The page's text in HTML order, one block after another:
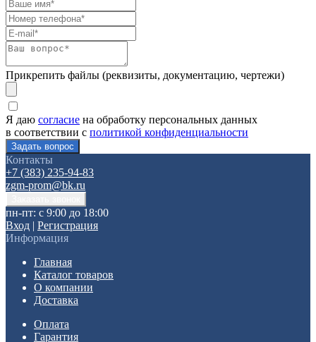
Прикрепить файлы (реквизиты, документацию, чертежи)
Я даю согласие на обработку персональных данных
в соответствии с политикой конфиденциальности
Контакты
+7 (383) 235-94-83
zgm-prom@bk.ru
пн-пт: с 9:00 до 18:00
Вход | Регистрация
Информация
Главная
Каталог товаров
О компании
Доставка
Оплата
Гарантия